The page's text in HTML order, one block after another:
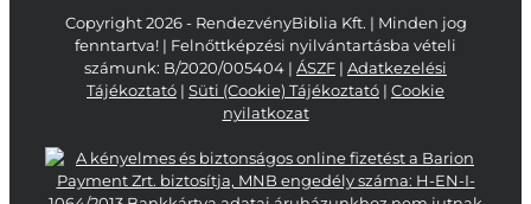
Copyright 2026 - RendezvényBiblia Kft. | Minden jog
fenntartva! | Felnőttképzési nyilvántartásba vételi
számunk: B/2020/005404 | ÁSZF | Adatkezelési
Tájékoztató | Süti (Cookie) Tájékoztató | Cookie
nyilatkozat